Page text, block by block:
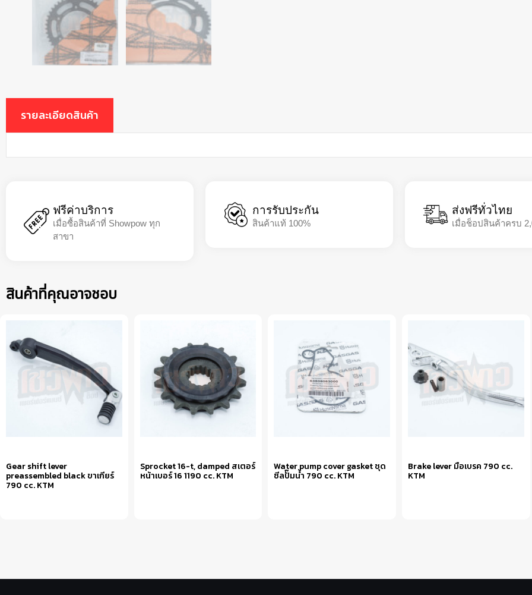
รายละเอียดสินค้า
ฟรีค่าบริการ
เมื่อซื้อสินค้าที่ Showpow ทุก
สาขา
การรับประกัน
สินค้าแท้ 100%
ส่งฟรีทั่วไทย
เมื่อช็อปสินค้าครบ
สินค้าที่คุณอาจชอบ
Gear shift lever
preassembled black ขาเกียร์
790 cc. KTM
Sprocket 16-t, damped สเตอร์
หน้าเบอร์ 16 1190 cc. KTM
Water pump cover gasket ชุด
ซีลปั๊มน้ำ 790 cc. KTM
Brake lever มือเบรค 790 cc.
KTM